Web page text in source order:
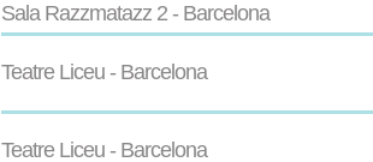
Sala Razzmatazz 2 - Barcelona
Teatre Liceu - Barcelona
Teatre Liceu - Barcelona